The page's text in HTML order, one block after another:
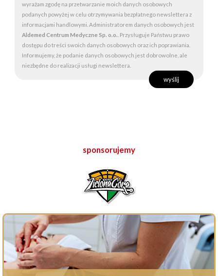
wyrażam zgodę na przetwarzanie moich danych osobowych
podanych powyżej w celu otrzymywania bezpłatnego newslettera z
informacjami handlowymi. Administratorem danych osobowych jest
Aldemed Centrum Medyczne Sp. o.o. . Przysługuje Państwu prawo
dostępu do treści swoich danych osobowych oraz ich poprawiania.
Informujemy, że podanie danych osobowych jest dobrowolne, ale
niezbędne do realizacji usługi newslettera.
sponsorujemy